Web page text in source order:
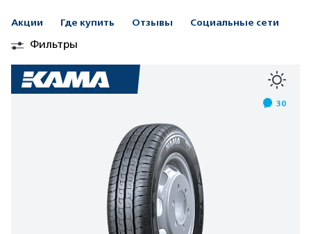
Акции Где купить Отзывы Социальные сети
Фильтры
30